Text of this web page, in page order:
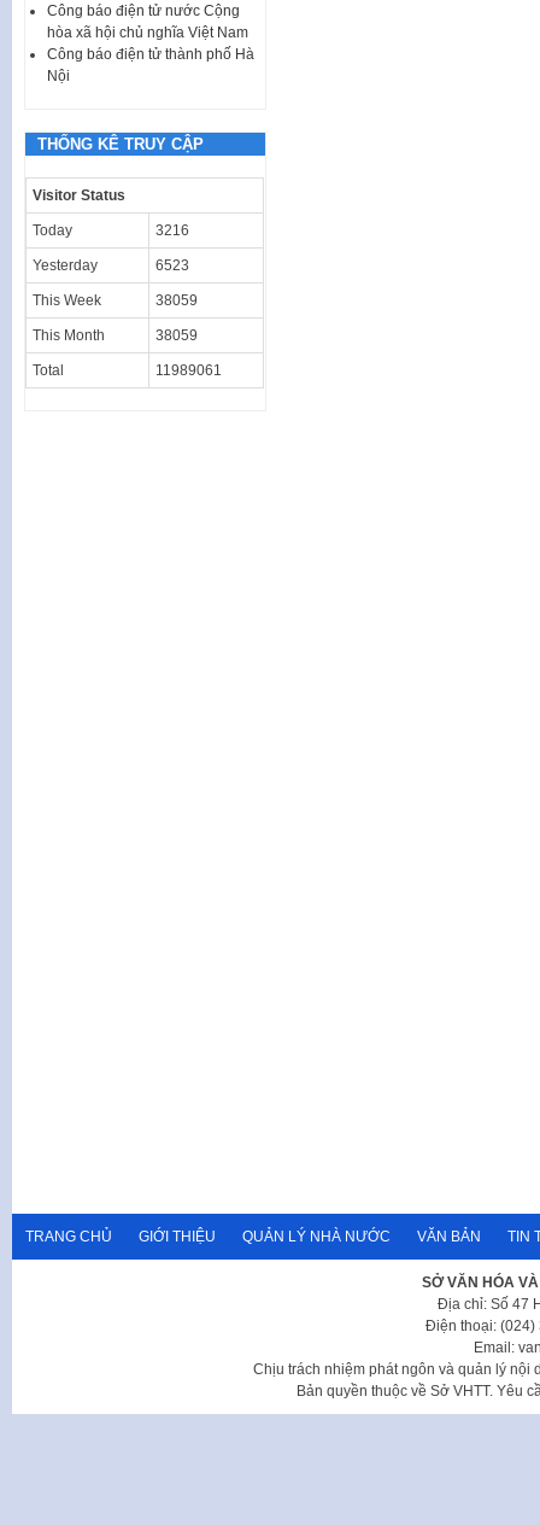
Công báo điện tử nước Cộng
hòa xã hội chủ nghĩa Việt Nam
Công báo điện tử thành phố Hà
Nội
THỐNG KÊ TRUY CẬP
Visitor Status
Today 3216
Yesterday 6523
This Week 38059
This Month 38059
Total 11989061
TRANG CHỦ GIỚI THIỆU QUẢN LÝ NHÀ NƯỚC VĂN BẢN TIN
SỞ VĂN HÓA
Địa chỉ: Số 47
Điện thoại: (024)
Email:
Chịu trách nhiệm phát ngôn và quản lý nội
Bản quyền thuộc về Sở VHTT. Yêu